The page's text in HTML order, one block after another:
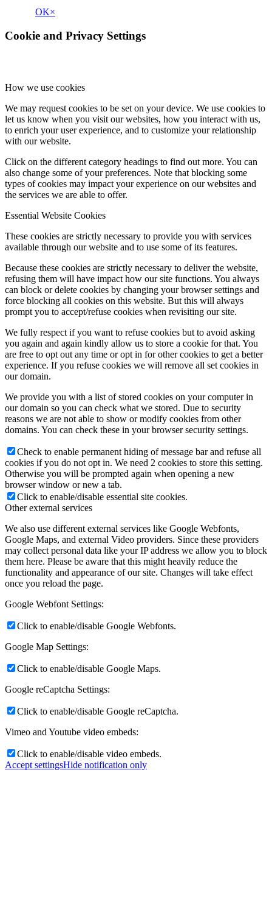
OK×
Cookie and Privacy Settings
How we use cookies
We may request cookies to be set on your device. We use cookies to
let us know when you visit our websites, how you interact with us,
to enrich your user experience, and to customize your relationship
with our website.
Click on the different category headings to find out more. You can
also change some of your preferences. Note that blocking some
types of cookies may impact your experience on our websites and
the services we are able to offer.
Essential Website Cookies
These cookies are strictly necessary to provide you with services
available through our website and to use some of its features.
Because these cookies are strictly necessary to deliver the website,
refusing them will have impact how our site functions. You always
can block or delete cookies by changing your browser settings and
force blocking all cookies on this website. But this will always
prompt you to accept/refuse cookies when revisiting our site.
We fully respect if you want to refuse cookies but to avoid asking
you again and again kindly allow us to store a cookie for that. You
are free to opt out any time or opt in for other cookies to get a better
experience. If you refuse cookies we will remove all set cookies in
our domain.
We provide you with a list of stored cookies on your computer in
our domain so you can check what we stored. Due to security
reasons we are not able to show or modify cookies from other
domains. You can check these in your browser security settings.
Check to enable permanent hiding of message bar and refuse all
cookies if you do not opt in. We need 2 cookies to store this setting.
Otherwise you will be prompted again when opening a new
browser window or new a tab.
Click to enable/disable essential site cookies.
Other external services
We also use different external services like Google Webfonts,
Google Maps, and external Video providers. Since these providers
may collect personal data like your IP address we allow you to block
them here. Please be aware that this might heavily reduce the
functionality and appearance of our site. Changes will take effect
once you reload the page.
Google Webfont Settings:
Click to enable/disable Google Webfonts.
Google Map Settings:
Click to enable/disable Google Maps.
Google reCaptcha Settings:
Click to enable/disable Google reCaptcha.
Vimeo and Youtube video embeds:
Click to enable/disable video embeds.
Accept settingsHide notification only